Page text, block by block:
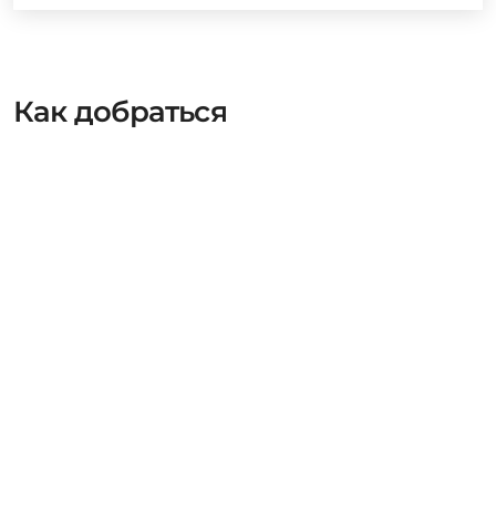
Как добраться